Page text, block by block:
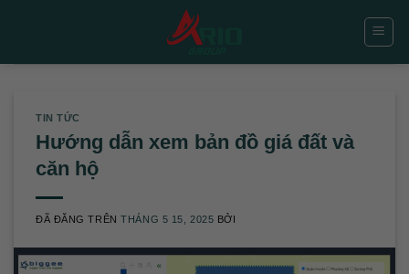
TIN TỨC
Hướng dẫn xem bản đồ giá đất và
căn hộ
ĐÃ ĐĂNG TRÊNTHÁNG 5 15, 2025 BỞI